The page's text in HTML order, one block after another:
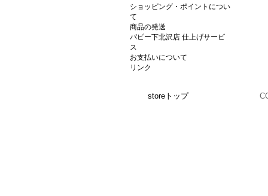
ショッピング・ポイントについ
て
商品の発送
パピー下北沢店 仕上げサービ
ス
お支払いについて
リンク
storeトップ